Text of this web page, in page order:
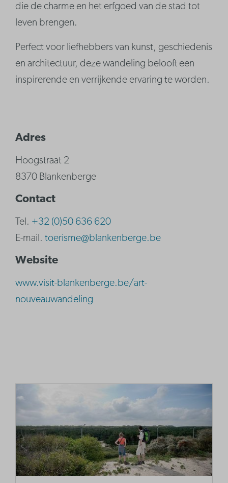
die de charme en het erfgoed van de stad tot
leven brengen.
Perfect voor liefhebbers van kunst, geschiedenis
en architectuur, deze wandeling belooft een
inspirerende en verrijkende ervaring te worden.
Adres
Hoogstraat 2
8370 Blankenberge
Contact
Tel. +32 (0)50 636 620
E-mail.toerisme@blankenberge.be
Website
www.visit-blankenberge.be/art-
nouveauwandeling